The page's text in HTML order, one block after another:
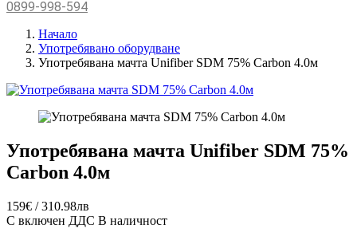
0899-998-594
Начало
Употребявано оборудване
Употребявана мачта Unifiber SDM 75% Carbon 4.0м
Употребявана мачта Unifiber SDM 75%
Carbon 4.0м
159€ / 310.98лв
С включен ДДС В наличност